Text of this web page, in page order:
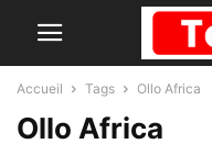
Accueil Tags Ollo Africa
Ollo Africa